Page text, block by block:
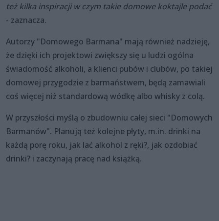
też kilka inspiracji w czym takie domowe koktajle podać
- zaznacza.
Autorzy "Domowego Barmana" mają również nadzieję,
że dzięki ich projektowi zwiększy się u ludzi ogólna
świadomość alkoholi, a klienci pubów i clubów, po takiej
domowej przygodzie z barmaństwem, będą zamawiali
coś więcej niż standardową wódkę albo whisky z colą.
W przyszłości myślą o zbudowniu całej sieci "Domowych
Barmanów". Planują też kolejne płyty, m.in. drinki na
każdą porę roku, jak lać alkohol z ręki?, jak ozdobiać
drinki? i zaczynają pracę nad książką.